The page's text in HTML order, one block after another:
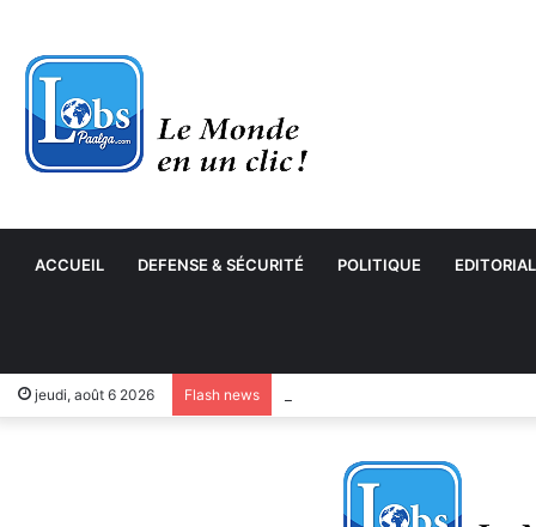
ACCUEIL DEFENSE & SÉCURITÉ POLITIQUE EDITORIAL
jeudi, août 6 2026 Flash news